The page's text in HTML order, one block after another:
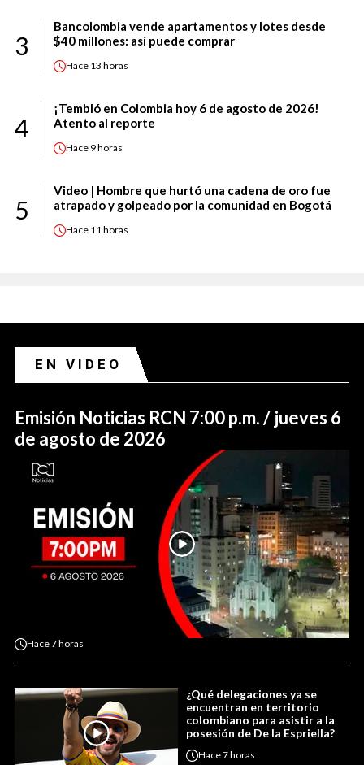
3
Bancolombia vende apartamentos y lotes desde
$40 millones: así puede comprar
Hace 13 horas
4
¡Tembló en Colombia hoy 6 de agosto de 2026!
Atento al reporte
Hace 9 horas
5
Video | Hombre que hurtó una cadena de oro fue
atrapado y golpeado por la comunidad en Bogotá
Hace 11 horas
EN VIDEO
Emisión Noticias RCN 7:00 p.m. / jueves 6
de agosto de 2026
Hace7 horas
¿Qué delegaciones ya se
encuentran en territorio
colombiano para asistir a la
posesión de De la Espriella?
Hace7 horas